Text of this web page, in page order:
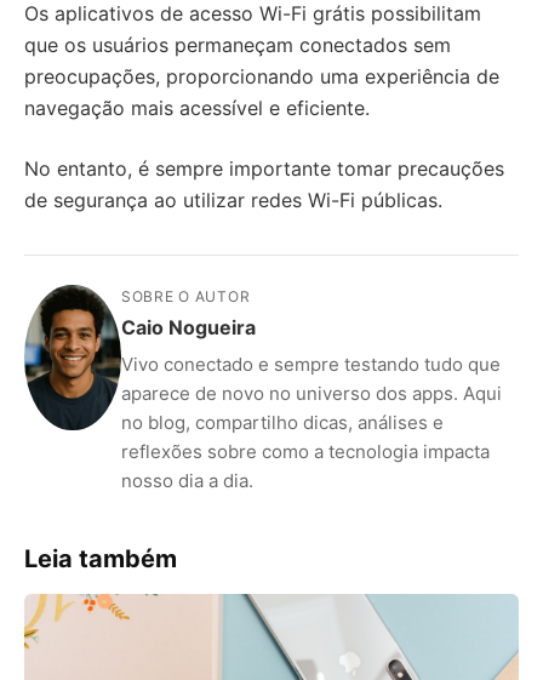
Os aplicativos de acesso Wi-Fi grátis possibilitam
que os usuários permaneçam conectados sem
preocupações, proporcionando uma experiência de
navegação mais acessível e eficiente.
No entanto, é sempre importante tomar precauções
de segurança ao utilizar redes Wi-Fi públicas.
SOBRE O AUTOR
Caio Nogueira
Vivo conectado e sempre testando tudo que
aparece de novo no universo dos apps. Aqui
no blog, compartilho dicas, análises e
reflexões sobre como a tecnologia impacta
nosso dia a dia.
Leia também